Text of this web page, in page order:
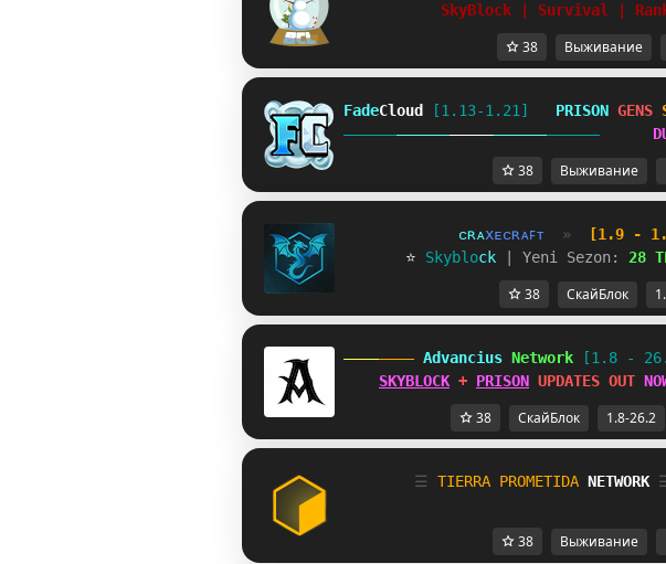
SkyBlock | Survival |
38 Выживание
FadeCloud [1.13-1.21] PRISON GENS
38 Выживание
ᴄʀᴀxᴇᴄʀᴀꜰᴛ »
[1.9 -
⭐ Skybl ock | Yeni Sezon: 28
38 СкайБлок
Advancius Network
[1.8 -
SKYBLOCK + PRISON UPDATES OUT
38 СкайБлок 1.8-26.2
☰ TIERRA PROMETIDA NETWORK
38 Выживание